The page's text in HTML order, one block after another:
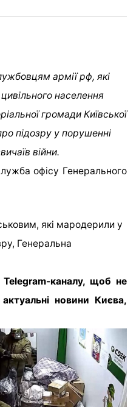
армії рф, які
населення
громади Київської
підозру у порушенні
війни.
офісу Генерального
які мародерили у
Генеральна
каналу, щоб не
новини Києва,